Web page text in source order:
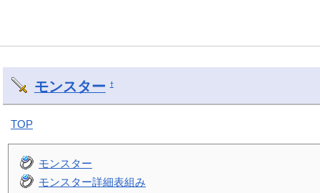
モンスター †
TOP
モンスター
モンスター詳細表組み